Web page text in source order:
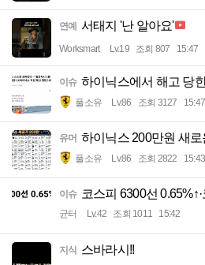
연예 서태지 '난 알아요'
Worksmart Lv.19 조회 807 15:47
이슈 하이닉스에서 해고 당
풀소유 Lv.86 조회 3127 15:47
유머 하이닉스 200만원 새
풀소유 Lv.86 조회 2822 15:43
이슈 코스피 6300선
균터 Lv.42 조회 1011 15:42
지식 스바라시!!